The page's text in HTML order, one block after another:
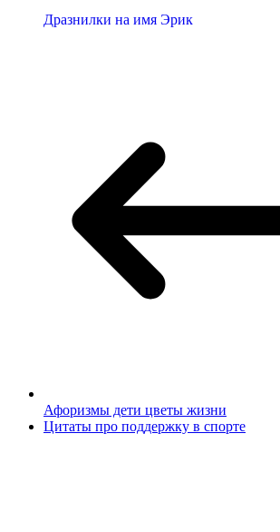
Дразнилки на имя Эрик
Афоризмы дети цветы жизни
Цитаты про поддержку в спорте